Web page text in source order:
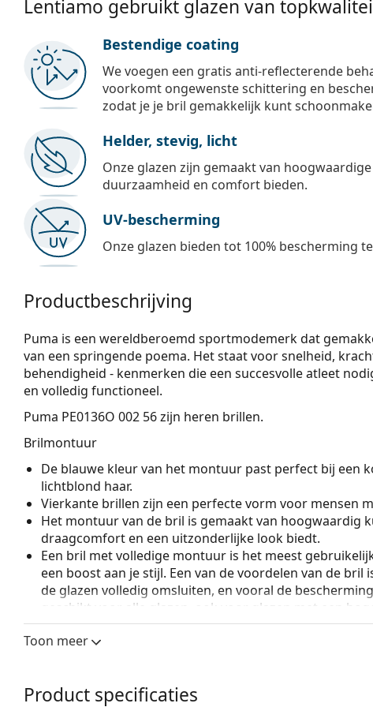
Lentiamo gebruikt glazen van
Bestendige coating
We voegen een gratis anti-reflecterende
voorkomt ongewenste schittering en
zodat je je bril gemakkelijk kunt
Helder, stevig, licht
Onze glazen zijn gemaakt van
duurzaamheid en comfort bieden.
UV-bescherming
Onze glazen bieden tot 100% bescherming
Productbeschrijving
Puma is een wereldberoemd sportmodemerk dat
van een springende poema. Het staat voor snelheid,
behendigheid - kenmerken die een succesvolle atleet
en volledig functioneel.
Puma PE0136O 002 56zijn heren brillen.
Brilmontuur
De blauwe kleur van het montuur past perfect bij een
lichtblond haar.
Vierkante brillen zijn een perfecte vorm voor mensen
Het montuur van de bril is gemaakt van hoogwaardig
draagcomfort en een uitzonderlijke look biedt.
Een bril met volledige montuur is het meest
een boost aan je stijl. Een van de voordelen van de
de glazen volledig omsluiten, en vooral de
geschikt voor alle glazen, ook voor glazen met een
Accessoires
modellen worden geleverd met een stoffen zakje in
Toon meer
Product specificaties